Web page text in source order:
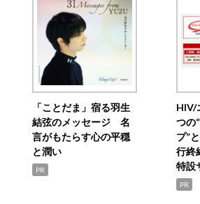
「ことだま」宿る羽生
結弦のメッセージ 名
言がもたらす心の平穏
と潤い
PR
HIV/
つの
プ”
行終
特
PR